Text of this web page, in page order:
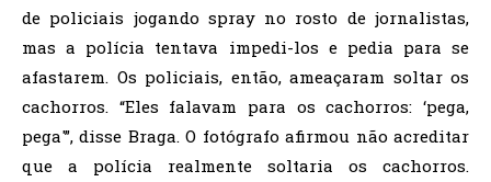
de policiais jogando spray no rosto de jornalistas,
mas a polícia tentava impedi-los e pedia para se
afastarem. Os policiais, então, ameaçaram soltar os
cachorros. “Eles falavam para os cachorros: ‘pega,
pega'”, disse Braga. O fotógrafo afirmou não acreditar
que a polícia realmente soltaria os cachorros.